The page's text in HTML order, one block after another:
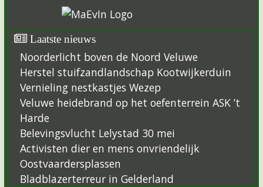
Laatste nieuws
Noorderlicht boven de Noord Veluwe
Herstel stuifzandlandschap Kootwijkerduin
Vernieling nestkastjes Wezep
Veluwe heidebrand op het oefenterrein ASK ’t
Harde
Belevingsvlucht Lelystad 30 mei
Activisten dier en mens onvriendelijk
Oostvaardersplassen
Bladblazerterreur in Gelderland